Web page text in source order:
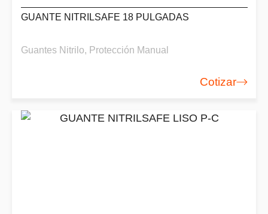
GUANTE NITRILSAFE 18 PULGADAS
Guantes Nitrilo, Protección Manual
Cotizar